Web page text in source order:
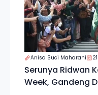
Anisa Suci Maharani
Serunya Ridwan
Week, Gandeng